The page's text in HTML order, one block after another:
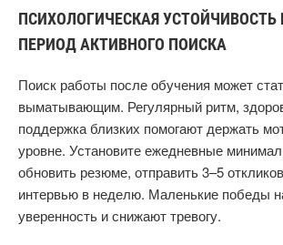
ПСИХОЛОГИЧЕСКАЯ
ПЕРИОД АКТИВНОГО ПОИСКА
Поиск работы после обучения может
выматывающим. Регулярный ритм,
поддержка близких помогают держать
уровне. Установите ежедневные
обновить резюме, отправить 3–5
интервью в неделю. Маленькие победы
уверенность и снижают тревогу.